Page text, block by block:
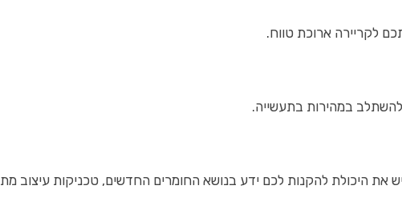
לקריירה ארוכת טווח.
במהירות בתעשייה.
את היכולת להקנות לכם ידע בנושא החומרים החדשים, טכניקות עיצוב